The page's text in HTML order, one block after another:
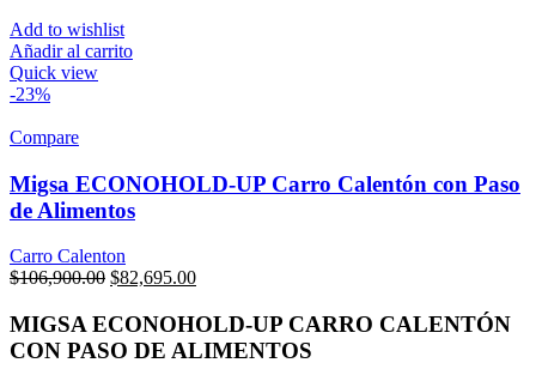
Add to wishlist
Añadir al carrito
Quick view
-23%
Compare
Migsa ECONOHOLD-UP Carro Calentón con Paso
de Alimentos
Carro Calenton
$106,900.00 Original
was:
$106,900.00.
$82,695.00Current
is:
$82,695.00.
MIGSA ECONOHOLD-UP CARRO CALENTÓN
CON PASO DE ALIMENTOS